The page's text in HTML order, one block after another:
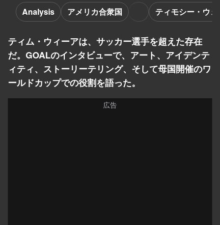
Analysis アメリカ合衆国 ティモシー・ウ
ティム・ウィーアは、サッカー選手を超えた存在
だ。GOALのインタビューで、アート、アイデンテ
ィティ、ストーリーテリング、そして母国開催のワ
ールドカップでの役割を語った。